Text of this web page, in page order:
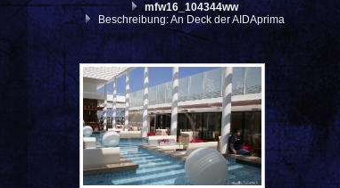
mfw16_104344ww
Beschreibung: An Deck der AIDAprima